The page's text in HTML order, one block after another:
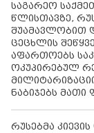
საგარეო
წლისთავზე,
შუამავლობით
ცეცხლის
აფართოებს
ოკუპირებულ
ნაბიჯებს მათი
რუსებმა